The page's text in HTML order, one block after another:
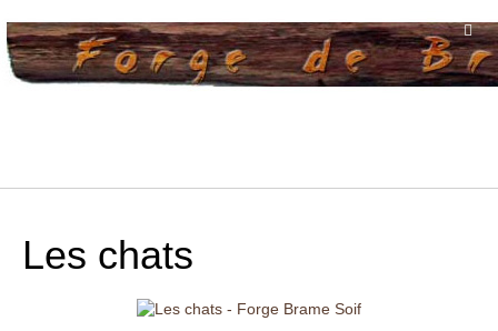
Les chats